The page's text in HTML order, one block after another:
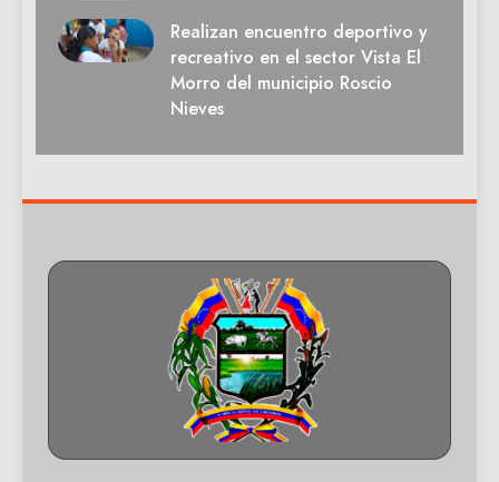
Realizan encuentro deportivo y
recreativo en el sector Vista El
Morro del municipio Roscio
Nieves